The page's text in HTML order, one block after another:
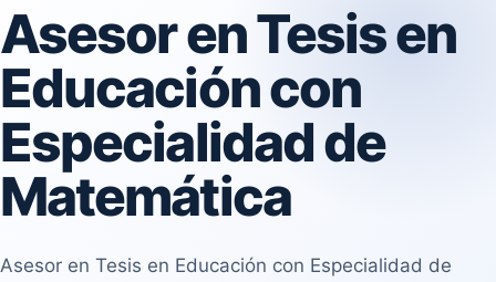
Asesor en Tesis en
Educación con
Especialidad de
Matemática
Asesor en Tesis en Educación con Especialidad de